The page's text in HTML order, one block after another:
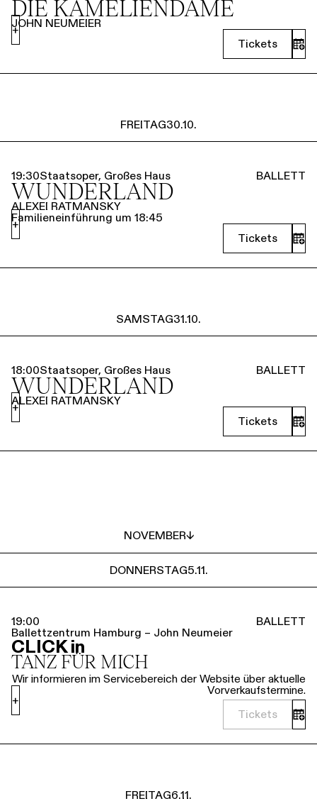
DIE KAMELIEN­DAME
JOHN NEUMEIER
Tickets
+
FREITAG30.10.
19:30Staatsoper, Großes Haus BALLETT
WUNDERLAND
ALEXEI RATMANSKY
Familieneinführung um 18:45
Tickets
+
SAMSTAG31.10.
18:00Staatsoper, Großes Haus BALLETT
WUNDERLAND
ALEXEI RATMANSKY
Tickets
+
NOVEMBER↓
DONNERSTAG5.11.
19:00
Ballettzentrum Hamburg – John Neumeier
BALLETT
CLICK in
TANZ FÜR MICH
Wir informieren im Servicebereich der Website über aktuelle
Vorverkaufstermine.
Tickets
+
FREITAG6.11.